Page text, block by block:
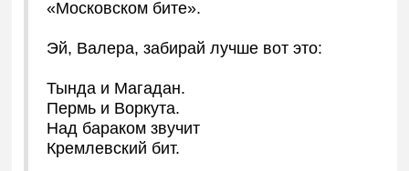
«Московском бите».
Эй, Валера, забирай лучше вот это:
Тында и Магадан.
Пермь и Воркута.
Над бараком звучит
Кремлевский бит.